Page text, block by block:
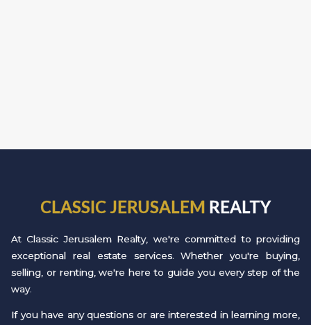
CLASSIC JERUSALEM REALTY
At Classic Jerusalem Realty, we're committed to providing
exceptional real estate services. Whether you're buying,
selling, or renting, we're here to guide you every step of the
way.
If you have any questions or are interested in learning more,